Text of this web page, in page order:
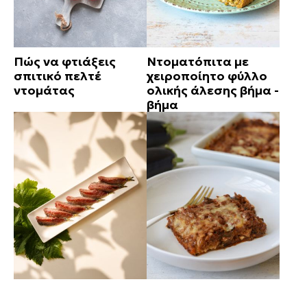
Πώς να φτιάξεις
σπιτικό πελτέ
ντομάτας
Ντοματόπιτα με
χειροποίητο φύλλο
ολικής άλεσης βήμα -
βήμα